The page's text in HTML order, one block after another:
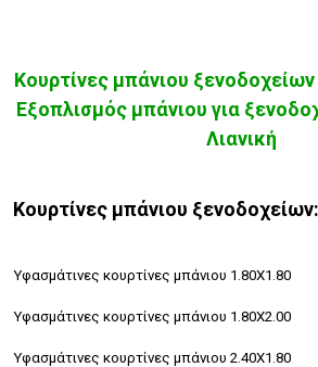
Κουρτίνες μπάνιου
Εξοπλισμός μπάνιου για
Λιανική
Κουρτίνες μπάνιου ξενοδοχείων:
Υφασμάτινες κουρτίνες μπάνιου 1.80Χ1.80
Υφασμάτινες κουρτίνες μπάνιου 1.80Χ2.00
Υφασμάτινες κουρτίνες μπάνιου 2.40Χ1.80